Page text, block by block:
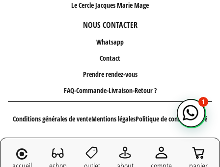
Le Cercle Jacques Marie Mage
NOUS CONTACTER
Whatsapp
Contact
Prendre rendez-vous
FAQ-Commande-Livraison-Retour ?
Conditions générales de venteMentions légalesPolitique de confidentialité
Copyright 2026 - Site réalisé parl'agence web LATELIER
1